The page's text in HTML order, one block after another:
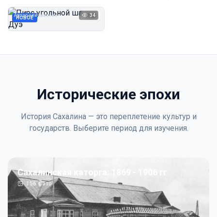
НОВОЕ 1923
Автор неизвестен 34
Исторические эпохи
История Сахалина — это переплетение культур и
государств. Выберите период для изучения.
Сахалинская каторга: 1869 - 1906 гг
156фото